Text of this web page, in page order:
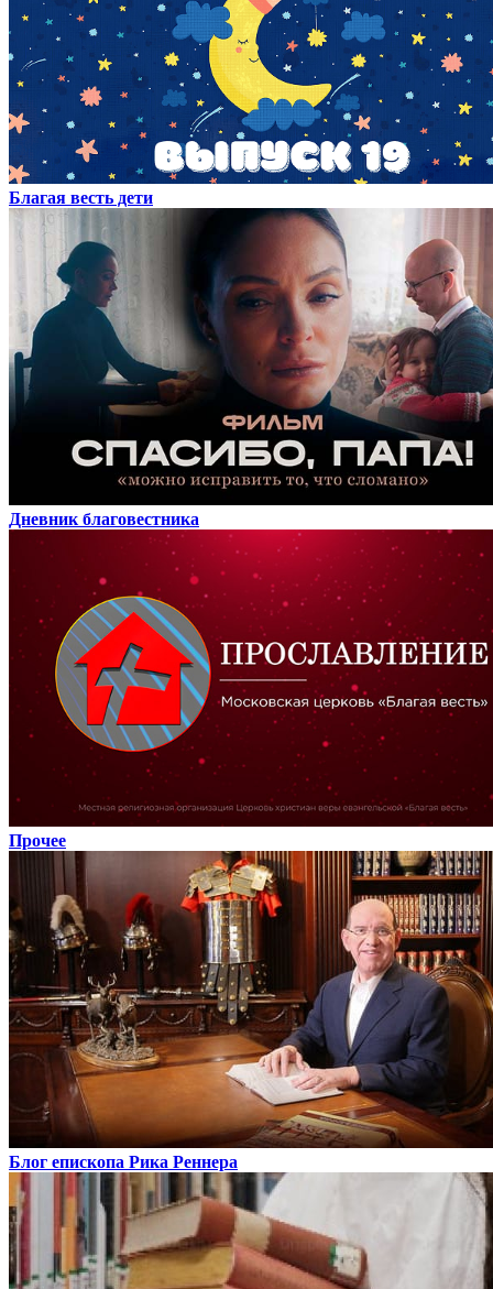
Благая весть дети
Дневник благовестника
Прочее
Блог епископа Рика Реннера